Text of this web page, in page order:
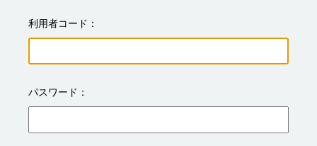
利用者コード
パスワード